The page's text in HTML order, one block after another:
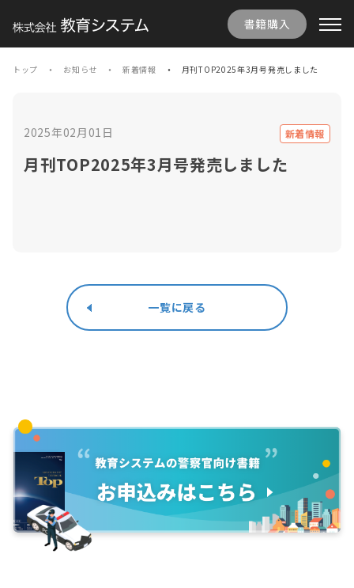
書籍購入
トップ お知らせ 新着情報 月刊TOP2025年3月号発売しました
新着情報
2025年02月01日
月刊TOP2025年3月号発売しました
一覧に戻る